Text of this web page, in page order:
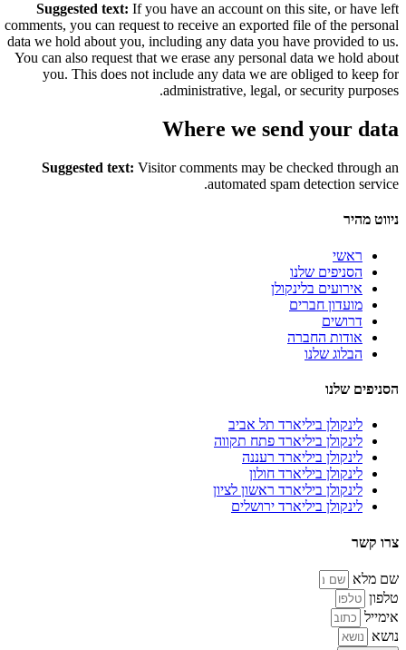
Suggested text:If you have an account on this site, or have left
comments, you can request to receive an exported file of the personal
data we hold about you, including any data you have provided to us.
You can also request that we erase any personal data we hold about
you. This does not include any data we are obliged to keep for
administrative, legal, or security purposes.
Where we send your data
Suggested text:Visitor comments may be checked through an
automated spam detection service.
ניווטמהיר
ראשי
הסניפים שלנו
אירועים בלינקולן
מועדון חברים
דרושים
אודות החברה
הבלוג שלנו
הסניפיםשלנו
לינקולן ביליארד תל אביב
לינקולן ביליארד פתח תקווה
לינקולן ביליארד רעננה
לינקולן ביליארד חולון
לינקולן ביליארד ראשון לציון
לינקולן ביליארד ירושלים
צרוקשר
שם מלא
טלפון
אימייל
נושא